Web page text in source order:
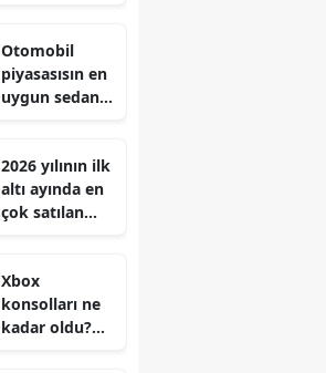
milyon TL
Otomobil
piyasasısın en
uygun sedan
80.900 TL daha
ucuz!
2026 yılının ilk
altı ayında en
çok satılan
oldu
Xbox
konsolları ne
kadar oldu?